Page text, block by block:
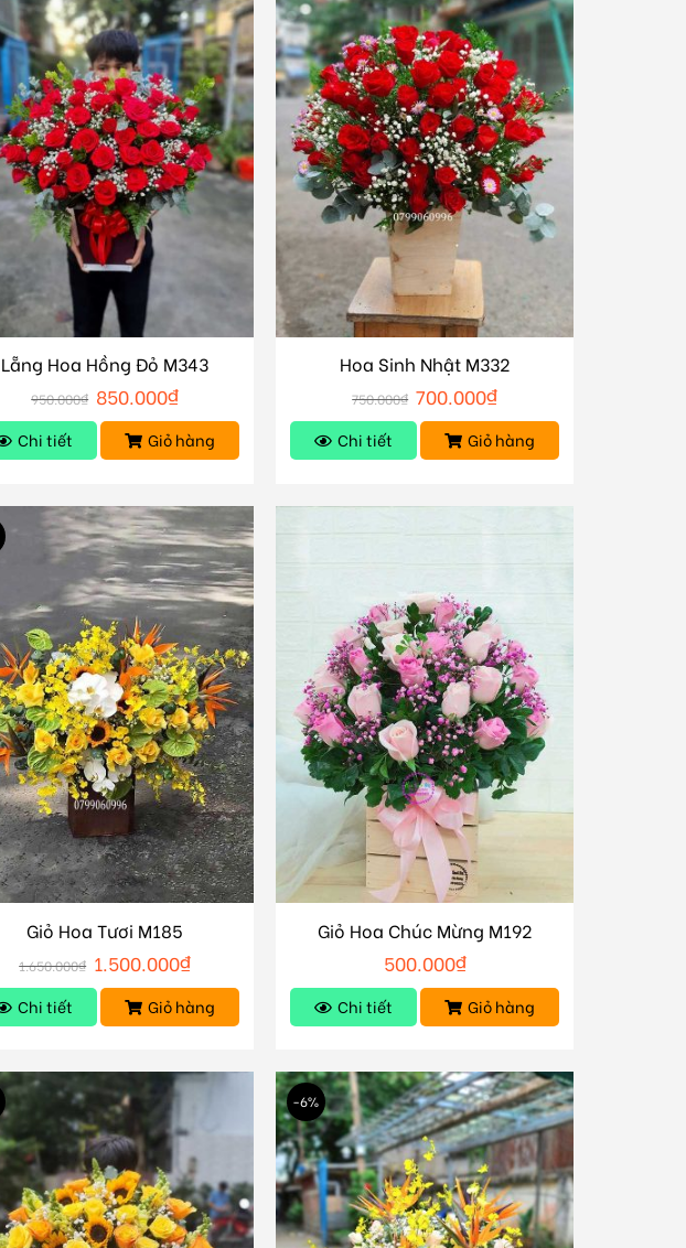
Lẵng Hoa Hồng Đỏ M343
950.000₫ 850.000₫
Chi tiết Giỏ hàng
Hoa Sinh Nhật M332
750.000₫ 700.000₫
Chi tiết Giỏ hàng
Giỏ Hoa Tươi M185
1.650.000₫ 1.500.000₫
Chi tiết Giỏ hàng
Giỏ Hoa Chúc Mừng M192
500.000₫
Chi tiết Giỏ hàng
-6%